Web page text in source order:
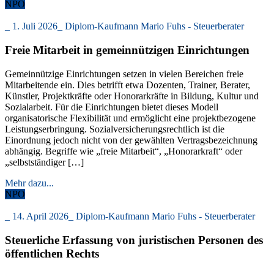
NPO
1. Juli 2026 Diplom-Kaufmann Mario Fuhs - Steuerberater
Freie Mitarbeit in gemeinnützigen Einrichtungen
Gemeinnützige Einrichtungen setzen in vielen Bereichen freie
Mitarbeitende ein. Dies betrifft etwa Dozenten, Trainer, Berater,
Künstler, Projektkräfte oder Honorarkräfte in Bildung, Kultur und
Sozialarbeit. Für die Einrichtungen bietet dieses Modell
organisatorische Flexibilität und ermöglicht eine projektbezogene
Leistungserbringung. Sozialversicherungsrechtlich ist die
Einordnung jedoch nicht von der gewählten Vertragsbezeichnung
abhängig. Begriffe wie „freie Mitarbeit“, „Honorarkraft“ oder
„selbstständiger […]
Mehr dazu...
NPO
14. April 2026 Diplom-Kaufmann Mario Fuhs - Steuerberater
Steuerliche Erfassung von juristischen Personen des
öffentlichen Rechts